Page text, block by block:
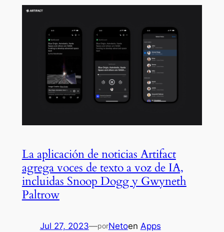
La aplicación de noticias Artifact
agrega voces de texto a voz de IA,
incluidas Snoop Dogg y Gwyneth
Paltrow
Jul 27, 2023—porNetoen Apps